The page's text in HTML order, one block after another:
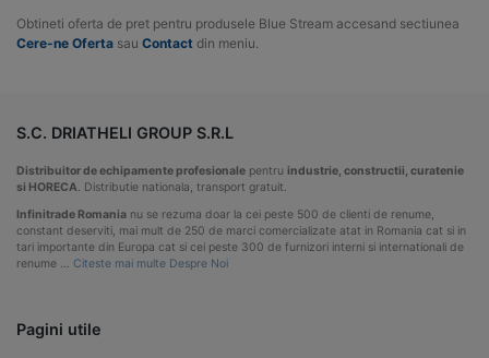
Obtineti oferta de pret pentru produsele Blue Stream accesand sectiunea
Cere-ne Oferta sau Contact din meniu.
S.C. DRIATHELI GROUP S.R.L
Distribuitor de echipamente profesionale pentru industrie, constructii, curatenie
si HORECA. Distributie nationala, transport gratuit.
Infinitrade Romania nu se rezuma doar la cei peste 500 de clienti de renume,
constant deserviti, mai mult de 250 de marci comercializate atat in Romania cat si in
tari importante din Europa cat si cei peste 300 de furnizori interni si internationali de
renume … Citeste mai multe Despre Noi
Pagini utile